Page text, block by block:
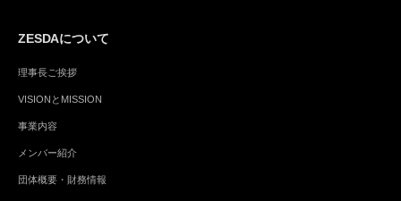
ZESDAについて
理事長ご挨拶
VISIONとMISSION
事業内容
メンバー紹介
団体概要・財務情報